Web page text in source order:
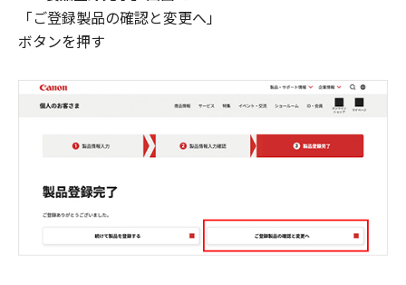
「ご登録製品の確認と変更へ」
ボタンを押す